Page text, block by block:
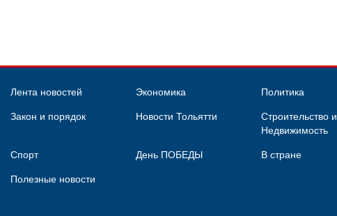
Лента новостей Экономика Политика
Закон и порядок Новости Тольятти
Строительство и
Недвижимость
Спорт День ПОБЕДЫ В стране
Полезные новости